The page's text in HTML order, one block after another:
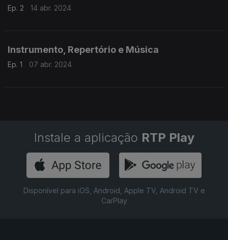
Ep. 2 14 abr. 2024
Instrumento, Repertório e Música
Ep. 1 07 abr. 2024
Instale a aplicação RTP Play
Disponível para iOS, Android, Apple TV, Android TV e
CarPlay